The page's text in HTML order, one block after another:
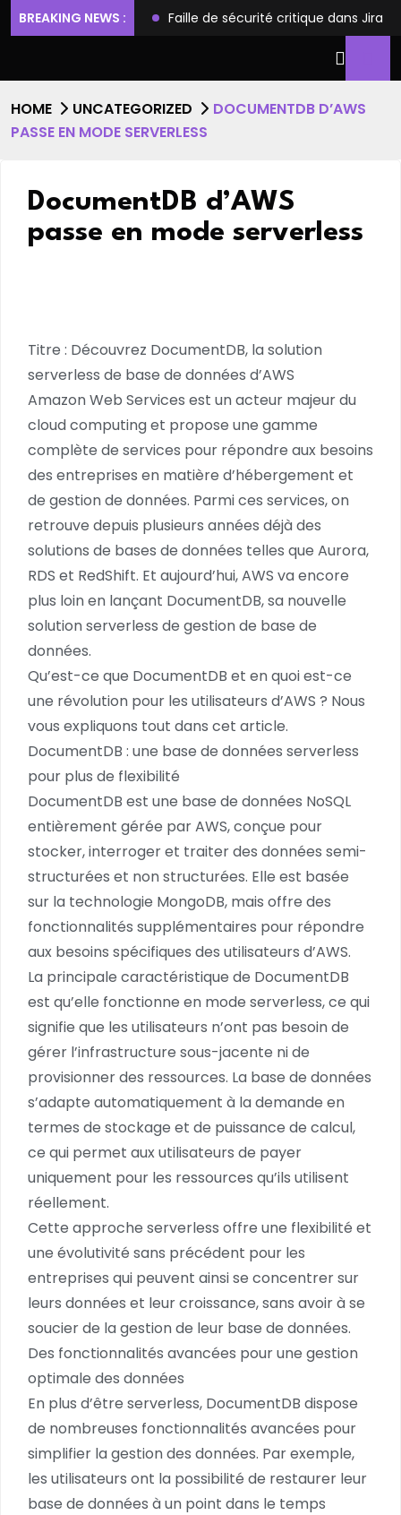
BREAKING NEWS :
et l’accès root Faille de sécurité critique dans Jira
HOME UNCATEGORIZED
DOCUMENTDB D’AWS
PASSE EN MODE SERVERLESS
DocumentDB d’AWS
passe en mode serverless
Titre : Découvrez DocumentDB, la solution
serverless de base de données d’AWS
Amazon Web Services est un acteur majeur du
cloud computing et propose une gamme
complète de services pour répondre aux besoins
des entreprises en matière d’hébergement et
de gestion de données. Parmi ces services, on
retrouve depuis plusieurs années déjà des
solutions de bases de données telles que Aurora,
RDS et RedShift. Et aujourd’hui, AWS va encore
plus loin en lançant DocumentDB, sa nouvelle
solution serverless de gestion de base de
données.
Qu’est-ce que DocumentDB et en quoi est-ce
une révolution pour les utilisateurs d’AWS ? Nous
vous expliquons tout dans cet article.
DocumentDB : une base de données serverless
pour plus de flexibilité
DocumentDB est une base de données NoSQL
entièrement gérée par AWS, conçue pour
stocker, interroger et traiter des données semi-
structurées et non structurées. Elle est basée
sur la technologie MongoDB, mais offre des
fonctionnalités supplémentaires pour répondre
aux besoins spécifiques des utilisateurs d’AWS.
La principale caractéristique de DocumentDB
est qu’elle fonctionne en mode serverless, ce qui
signifie que les utilisateurs n’ont pas besoin de
gérer l’infrastructure sous-jacente ni de
provisionner des ressources. La base de données
s’adapte automatiquement à la demande en
termes de stockage et de puissance de calcul,
ce qui permet aux utilisateurs de payer
uniquement pour les ressources qu’ils utilisent
réellement.
Cette approche serverless offre une flexibilité et
une évolutivité sans précédent pour les
entreprises qui peuvent ainsi se concentrer sur
leurs données et leur croissance, sans avoir à se
soucier de la gestion de leur base de données.
Des fonctionnalités avancées pour une gestion
optimale des données
En plus d’être serverless, DocumentDB dispose
de nombreuses fonctionnalités avancées pour
simplifier la gestion des données. Par exemple,
les utilisateurs ont la possibilité de restaurer leur
base de données à un point dans le temps